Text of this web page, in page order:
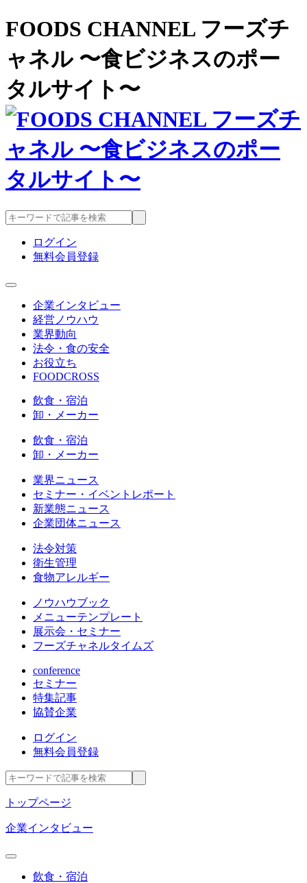
FOODS CHANNEL フーズチ
ャネル 〜食ビジネスのポー
タルサイト〜
ログイン
無料会員登録
企業インタビュー
経営ノウハウ
業界動向
法令・食の安全
お役立ち
FOODCROSS
飲食・宿泊
卸・メーカー
飲食・宿泊
卸・メーカー
業界ニュース
セミナー・イベントレポート
新業態ニュース
企業団体ニュース
法令対策
衛生管理
食物アレルギー
ノウハウブック
メニューテンプレート
展示会・セミナー
フーズチャネルタイムズ
conference
セミナー
特集記事
協賛企業
ログイン
無料会員登録
トップページ
企業インタビュー
飲食・宿泊